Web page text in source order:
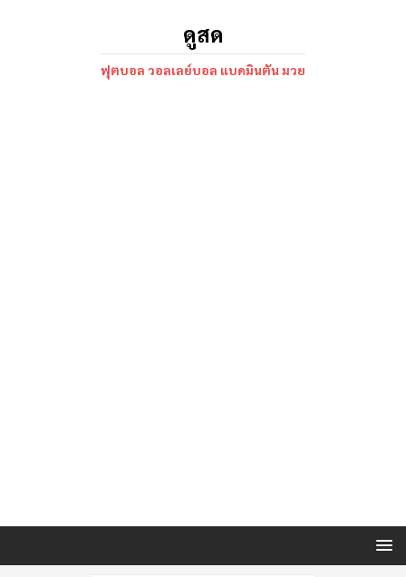
ดูสด
ฟุตบอล วอลเลย์บอล แบดมินตัน มวย